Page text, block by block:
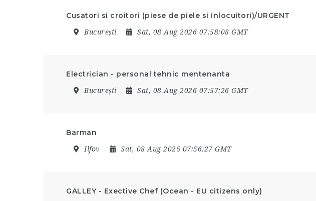
Cusatori si croitori (piese de piele si inlocuitori)/URGENT
București Sat, 08 Aug 2026 07:58:08 GMT
Electrician - personal tehnic mentenanta
București Sat, 08 Aug 2026 07:57:26 GMT
Barman
Ilfov Sat, 08 Aug 2026 07:56:27 GMT
GALLEY - Exective Chef (Ocean - EU citizens only)